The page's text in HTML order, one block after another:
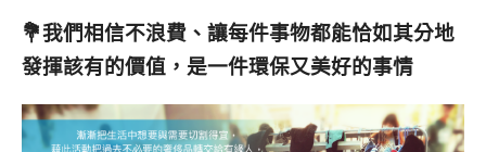
💐我們相信不浪費、讓每件事物都能恰如其分地
發揮該有的價值，是一件環保又美好的事情